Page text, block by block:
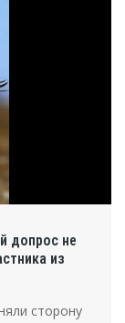
допрос не
из
сторону